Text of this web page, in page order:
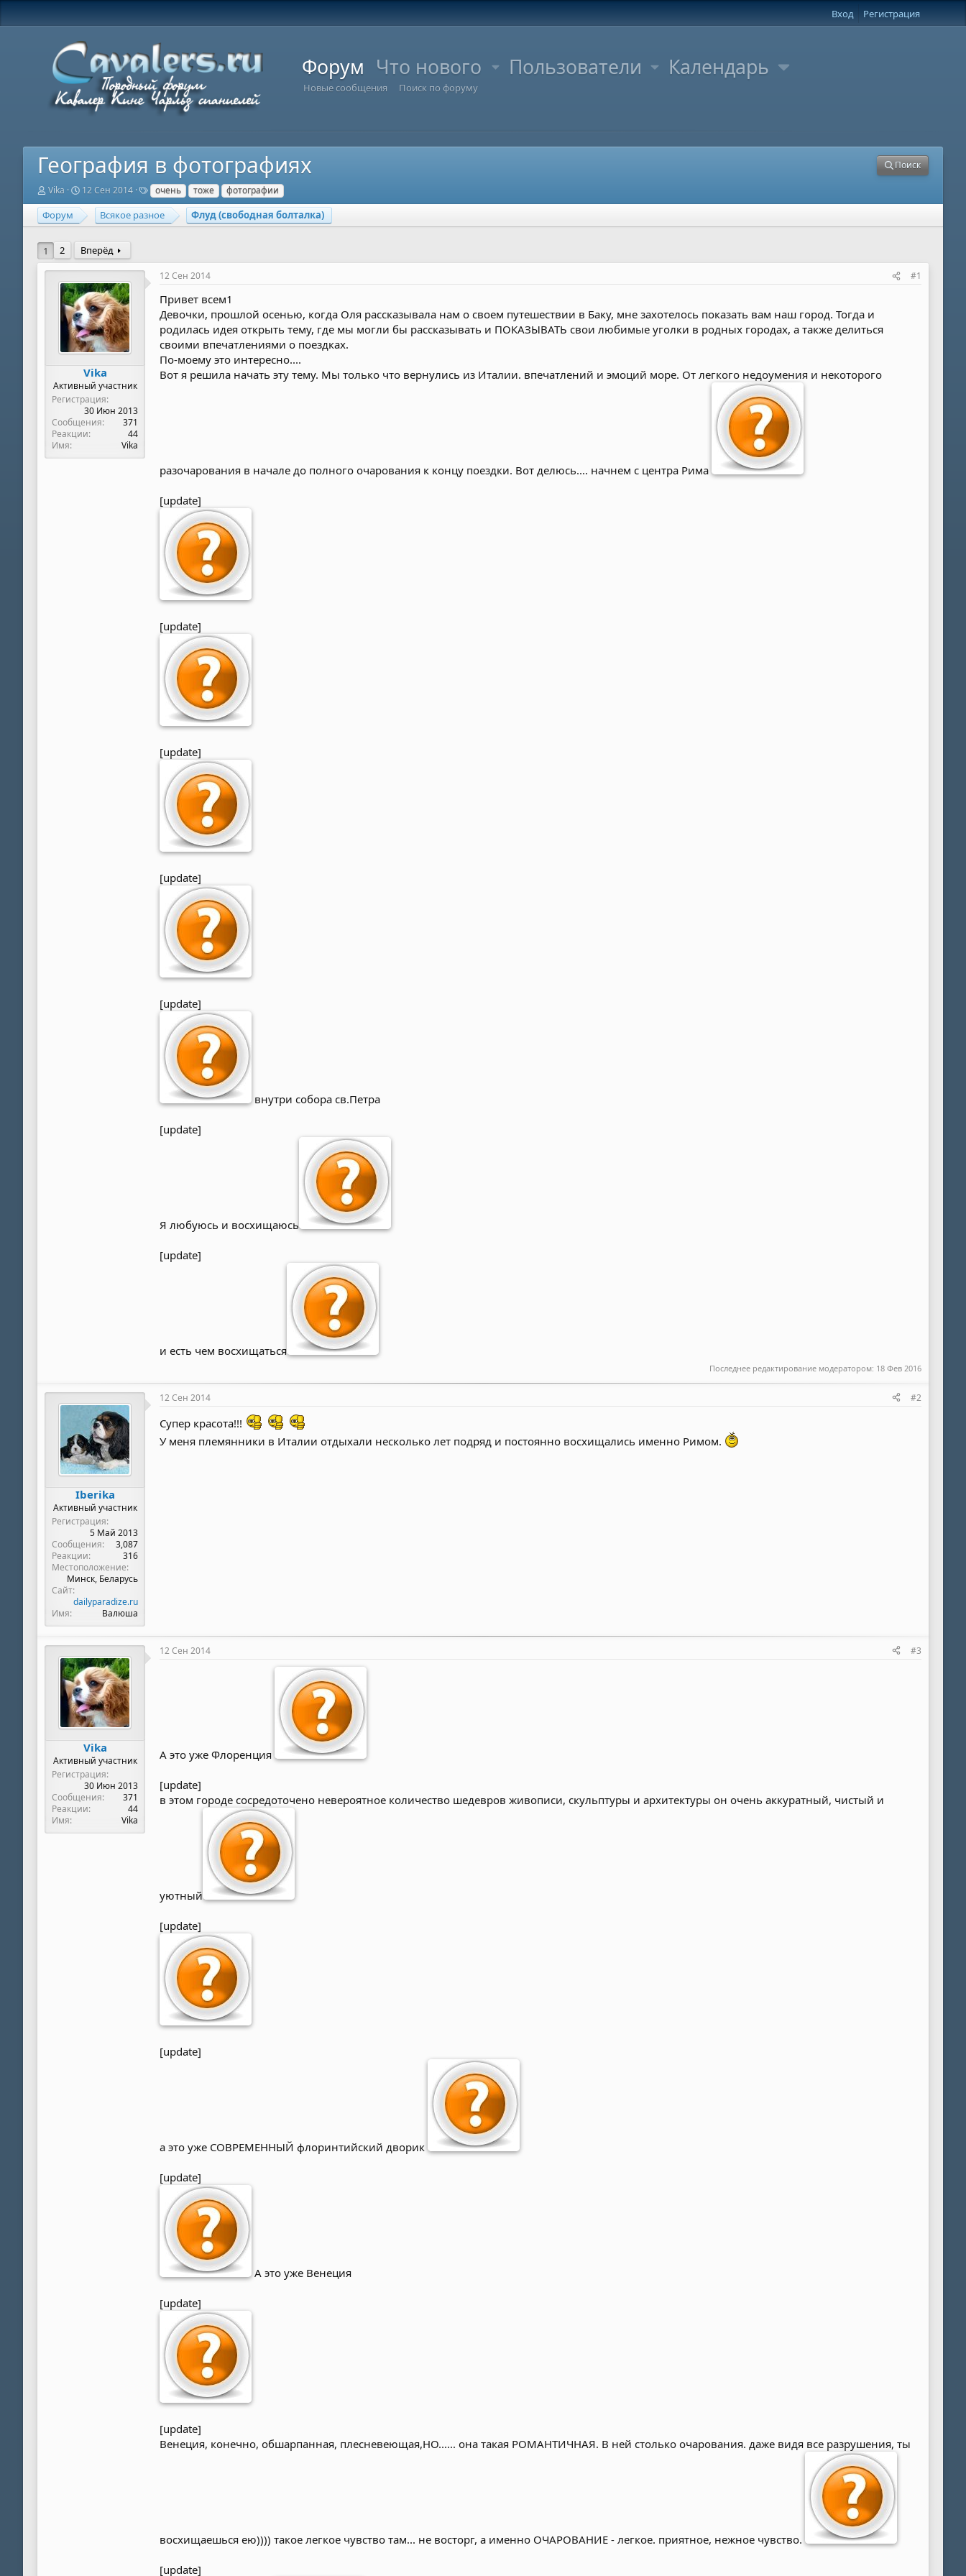
Вход Регистрация
Форум Что нового Пользователи Календарь
Новые сообщения Поиск по форуму
География в фотографиях
Поиск
А
т
о
т
е
м
Vika
Д
т
а
а
ч
а
л
а
12 Сен 2014
Т
е
г
и
очень тоже фотографии
Форум Всякое разное Флуд (свободная болталка)
1 2 Вперёд
Vika
Активный участник
Регистрация
30 Июн 2013
Сообщения
371
Реакции
44
Имя
Vika
12 Сен 2014 #1
Привет всем1
Девочки, прошлой осенью, когда Оля рассказывала нам о своем путешествии в Баку, мне захотелось показать вам наш город. Тогда и
родилась идея открыть тему, где мы могли бы рассказывать и ПОКАЗЫВАТЬ свои любимые уголки в родных городах, а также делиться
своими впечатлениями о поездках.
По-моему это интересно....
Вот я решила начать эту тему. Мы только что вернулись из Италии. впечатлений и эмоций море. От легкого недоумения и некоторого
разочарования в начале до полного очарования к концу поездки. Вот делюсь.... начнем с центра Рима
[update]
[update]
[update]
[update]
[update]
внутри собора св.Петра
[update]
Я любуюсь и восхищаюсь
[update]
и есть чем восхищаться
Последнее редактирование модератором: 18 Фев 2016
Iberika
Активный участник
Регистрация
5 Май 2013
Сообщения
3,087
Реакции
316
Местоположение
Минск, Беларусь
Сайт
dailyparadize.ru
Имя
Валюша
12 Сен 2014 #2
Супер красота!!!
У меня племянники в Италии отдыхали несколько лет подряд и постоянно восхищались именно Римом.
Vika
Активный участник
Регистрация
30 Июн 2013
Сообщения
371
Реакции
44
Имя
Vika
12 Сен 2014 #3
А это уже Флоренция
[update]
в этом городе сосредоточено невероятное количество шедевров живописи, скульптуры и архитектуры он очень аккуратный, чистый и
уютный
[update]
[update]
а это уже СОВРЕМЕННЫЙ флоринтийский дворик
[update]
А это уже Венеция
[update]
[update]
Венеция, конечно, обшарпанная, плесневеющая,НО...... она такая РОМАНТИЧНАЯ. В ней столько очарования. даже видя все разрушения, ты
восхищаешься ею)))) такое легкое чувство там... не восторг, а именно ОЧАРОВАНИЕ - легкое. приятное, нежное чувство.
[update]